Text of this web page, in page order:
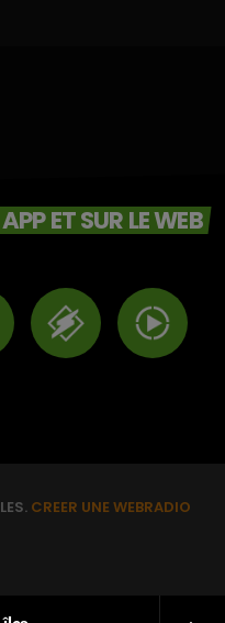
ET SUR LE WEB
CREER UNE WEBRADIO